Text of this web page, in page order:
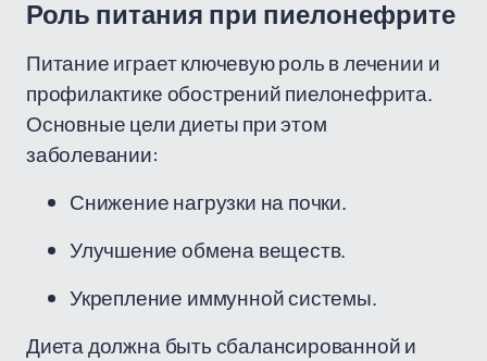
Роль питания при пиелонефрите
Питание играет ключевую роль в лечении и
профилактике обострений пиелонефрита.
Основные цели диеты при этом
заболевании:
Снижение нагрузки на почки.
Улучшение обмена веществ.
Укрепление иммунной системы.
Диета должна быть сбалансированной и